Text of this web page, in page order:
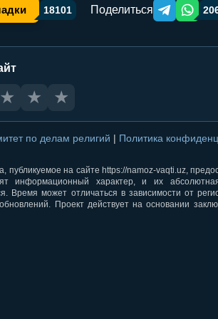
18101 Поделиться Telegram
★ ★ ★
по делам религий | Политика
публикуемое на сайте https://namoz-vaqti.uz,
информационный характер, и их
Время может отличаться в зависимости от
Проект действует на основании